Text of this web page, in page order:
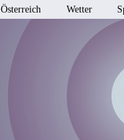
Österreich Wetter